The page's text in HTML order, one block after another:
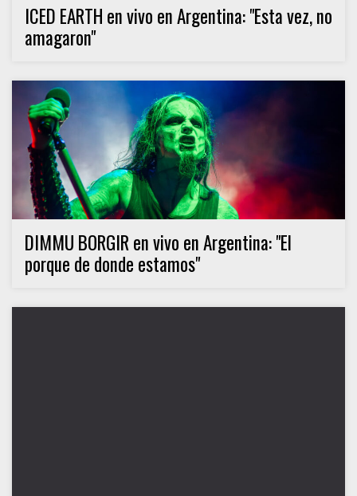
ICED EARTH en vivo en Argentina: "Esta vez, no
amagaron"
DIMMU BORGIR en vivo en Argentina: "El
porque de donde estamos"